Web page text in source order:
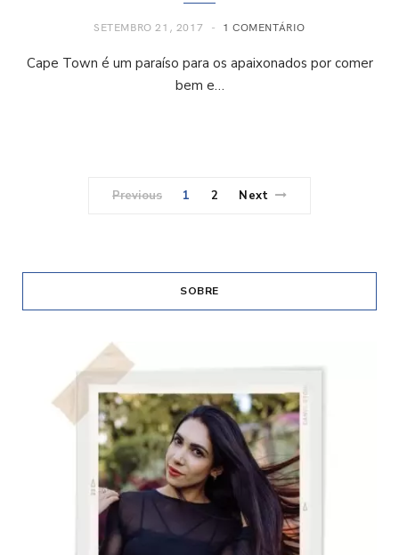
SETEMBRO 21, 2017 1 COMENTÁRIO
Cape Town é um paraíso para os apaixonados por comer
bem e…
Previous 1 2 Next
SOBRE